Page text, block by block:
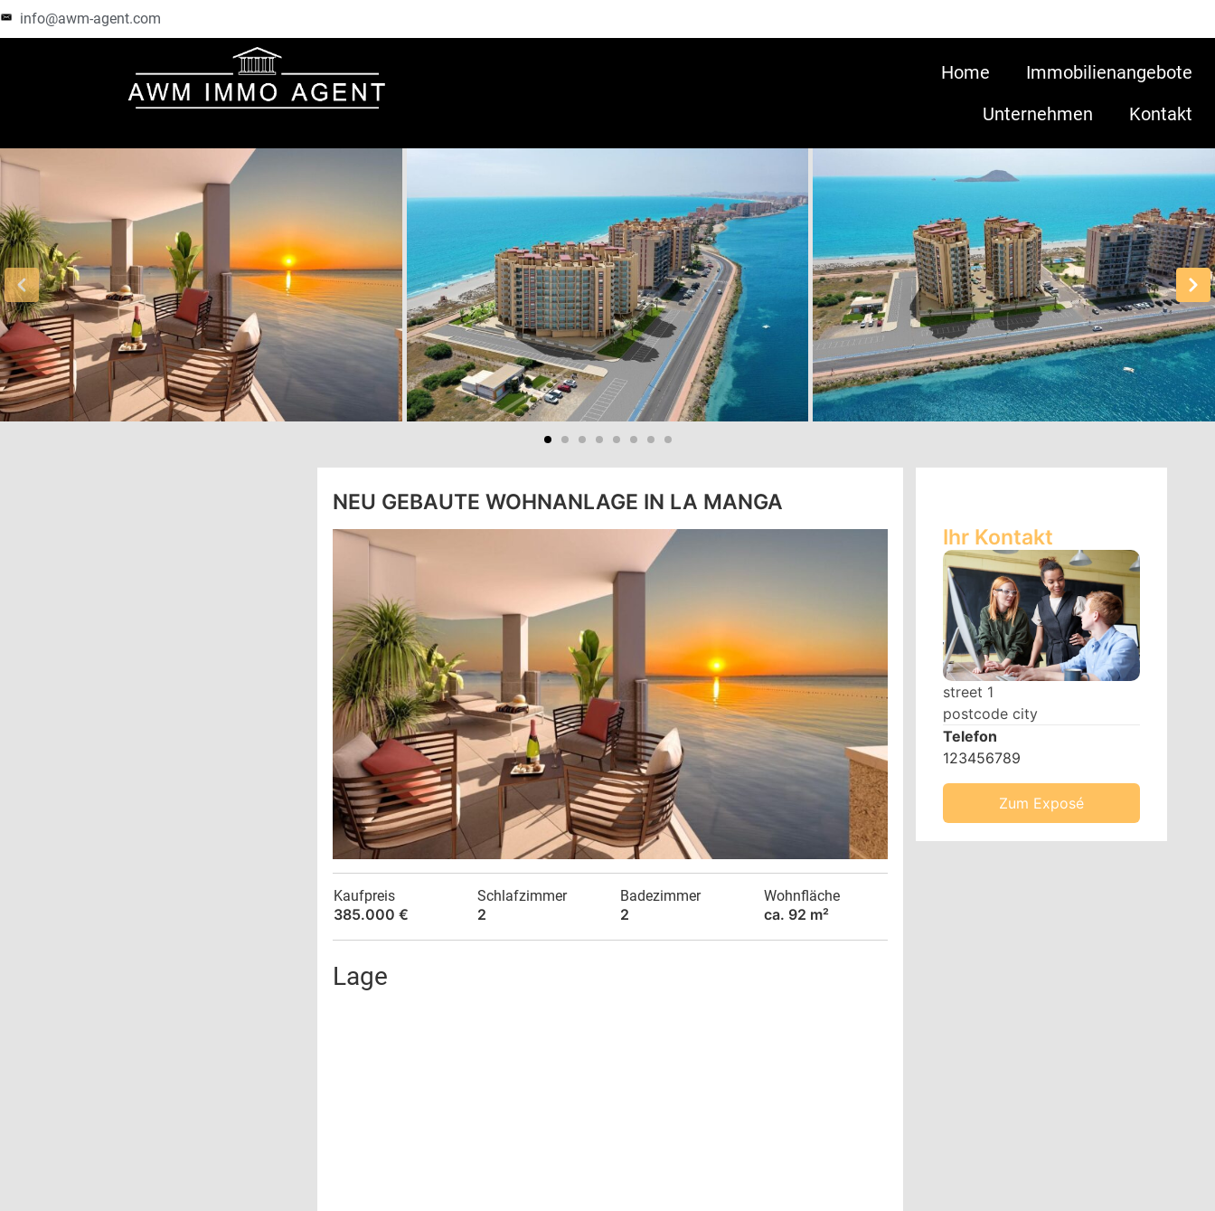
info@awm-agent.com
Home
Immobilienangebote
Unternehmen
Kontakt
NEU GEBAUTE WOHNANLAGE IN LA MANGA
Kaufpreis
385.000 €
Schlafzimmer
2
Badezimmer
2
Wohnfläche
ca. 92 m²
Lage
Ihr Kontakt
street 1
postcode city
Telefon
123456789
Zum Exposé